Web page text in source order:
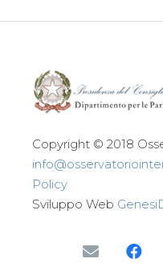
Copyright © 2018
Policy
Sviluppo Web